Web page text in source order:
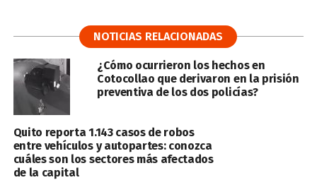
NOTICIAS RELACIONADAS
¿Cómo ocurrieron los hechos en
Cotocollao que derivaron en la prisión
preventiva de los dos policías?
Quito reporta 1.143 casos de robos
entre vehículos y autopartes: conozca
cuáles son los sectores más afectados
de la capital